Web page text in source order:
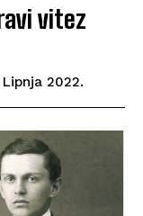
vitez
Lipnja 2022.